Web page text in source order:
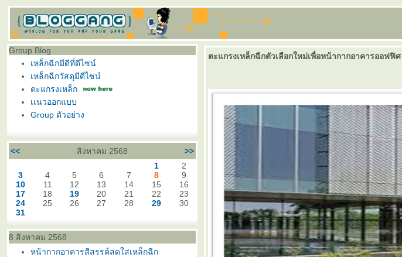
Group Blog
เหล็กฉีกมีดีที่ดีไซน์
เหล็กฉีกวัสดุมีดีไซน์
ตะแกรงเหล็ก
เเนวออกแบบ
Group ตัวอย่าง
<< สิงหาคม 2568
>>
1
2
3
4 5 6 7 8
9
10
11 12 13 14 15
16
17
18 19 20 21 22
23
24
25 26 27 28 29
30
31
8 สิงหาคม 2568
หน้ากากอาคารสีสรรค์สดใสเหล็กฉีก
ตะแกรงเหล็กฉีกตัวเลือกใหม่เพื่อหน้ากากอาคารออฟฟิศ